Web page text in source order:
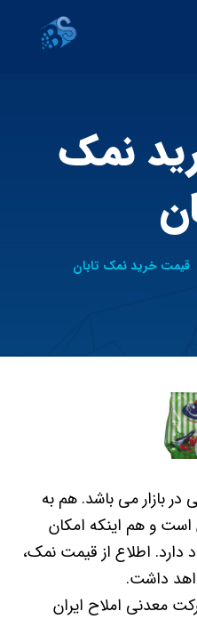
نمک
قیمت خرید نمک تابان
بازار می باشد. هم به
و هم اینکه امکان
دارد. اطلاع از قیمت نمک،
داشت.
معدنی املاح ایران